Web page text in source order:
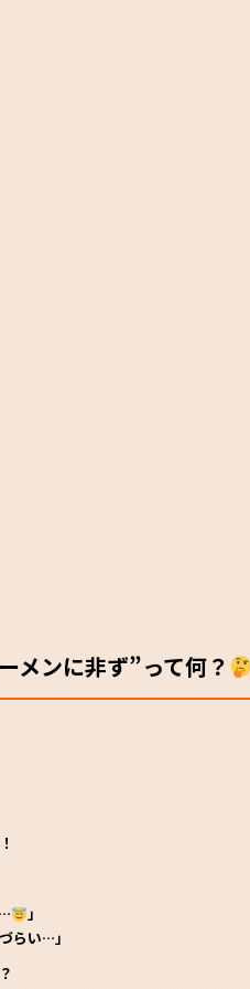
メンに非ず”って何？
」
らい…」